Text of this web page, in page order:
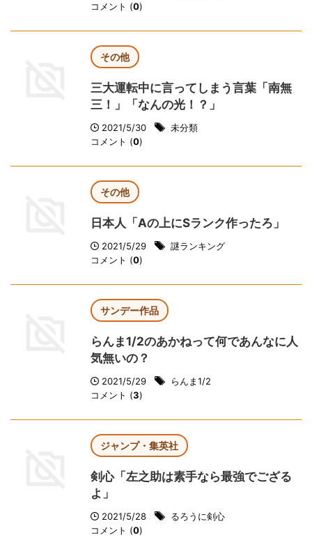
コメント (0)
その他
三大運転中に言ってしまう言葉「南無
三！」「なんの光！？」
2021/5/30
未分類
コメント (0)
その他
日本人「Aの上にSランク作ったろ」
2021/5/29
謎ランキング
コメント (0)
サンデー作品
らんま1/2のあかねって何であんなに人
気無いの？
2021/5/29
らんま1/2
コメント (3)
ジャンプ・集英社
剣心「左之助は素手なら最強でござる
よ」
2021/5/28
るろうに剣心
コメント (0)